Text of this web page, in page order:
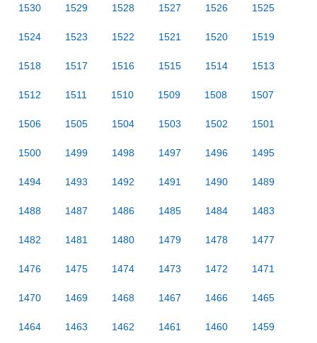
1530 1529 1528 1527 1526 1525
1524 1523 1522 1521 1520 1519
1518 1517 1516 1515 1514 1513
1512 1511 1510 1509 1508 1507
1506 1505 1504 1503 1502 1501
1500 1499 1498 1497 1496 1495
1494 1493 1492 1491 1490 1489
1488 1487 1486 1485 1484 1483
1482 1481 1480 1479 1478 1477
1476 1475 1474 1473 1472 1471
1470 1469 1468 1467 1466 1465
1464 1463 1462 1461 1460 1459